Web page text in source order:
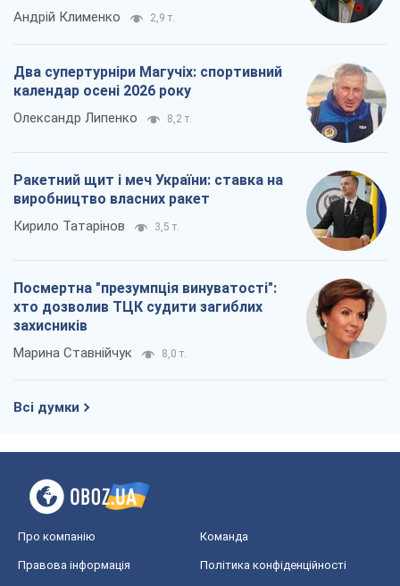
Андрій Клименко 2,9 т.
Два супертурніри Магучіх: спортивний
календар осені 2026 року
Олександр Липенко 8,2 т.
Ракетний щит і меч України: ставка на
виробництво власних ракет
Кирило Татарінов 3,5 т.
Посмертна "презумпція винуватості":
хто дозволив ТЦК судити загиблих
захисників
Марина Ставнійчук 8,0 т.
Всі думки
Про компанію Команда
Правова інформація Політика конфіденційності